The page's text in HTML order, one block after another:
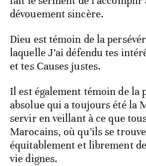
dévouement sincère.
Dieu est témoin de la
laquelle J’ai défendu tes
et tes Causes justes.
Il est également témoin de la
absolue qui a toujours été la
servir en veillant à ce que
Marocains, où qu’ils se
équitablement et librement
vie dignes.